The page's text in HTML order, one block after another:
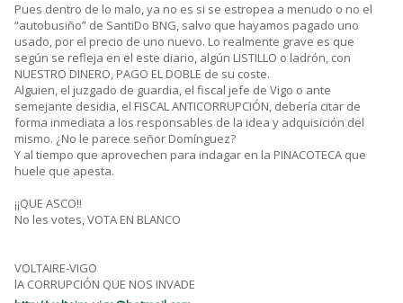
Pues dentro de lo malo, ya no es si se estropea a menudo o no el
“autobusiño” de SantiDo BNG, salvo que hayamos pagado uno
usado, por el precio de uno nuevo. Lo realmente grave es que
según se refleja en el este diario, algún LISTILLO o ladrón, con
NUESTRO DINERO, PAGO EL DOBLE de su coste.
Alguien, el juzgado de guardia, el fiscal jefe de Vigo o ante
semejante desidia, el FISCAL ANTICORRUPCIÓN, debería citar de
forma inmediata a los responsables de la idea y adquisición del
mismo. ¿No le parece señor Domínguez?
Y al tiempo que aprovechen para indagar en la PINACOTECA que
huele que apesta.
¡¡QUE ASCO!!
No les votes, VOTA EN BLANCO
VOLTAIRE-VIGO
lA CORRUPCIÓN QUE NOS INVADE